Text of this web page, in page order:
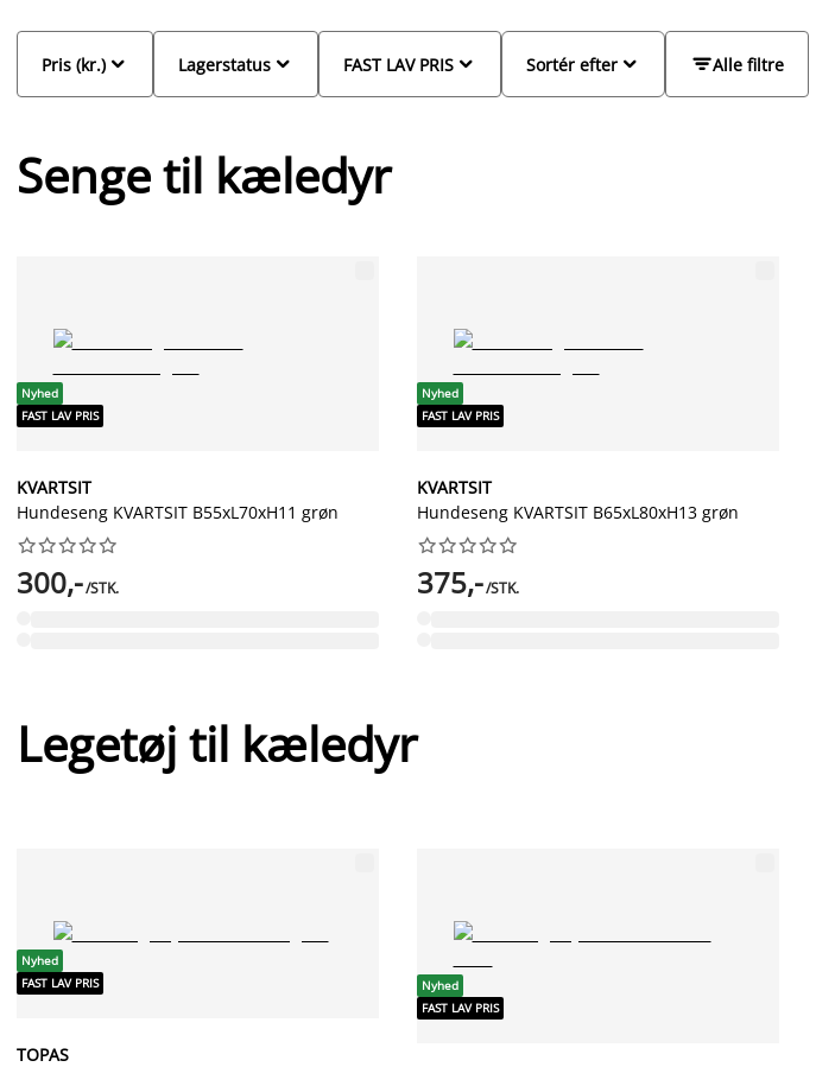

Pris (kr.) 
Lagerstatus 
FAST LAV PRIS Alle filtre

Sortér efter
Senge til kæledyr
Nyhed
FAST LAV PRIS
KVARTSIT
Hundeseng KVARTSIT B55xL70xH11 grøn






300,-/STK.
Nyhed
FAST LAV PRIS
KVARTSIT
Hundeseng KVARTSIT B65xL80xH13 grøn






375,-/STK.
Legetøj til kæledyr
Nyhed
FAST LAV PRIS
TOPAS
Nyhed
FAST LAV PRIS